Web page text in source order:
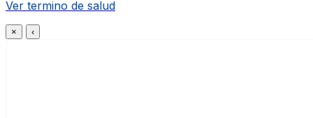
Ver termino de salud
× ‹